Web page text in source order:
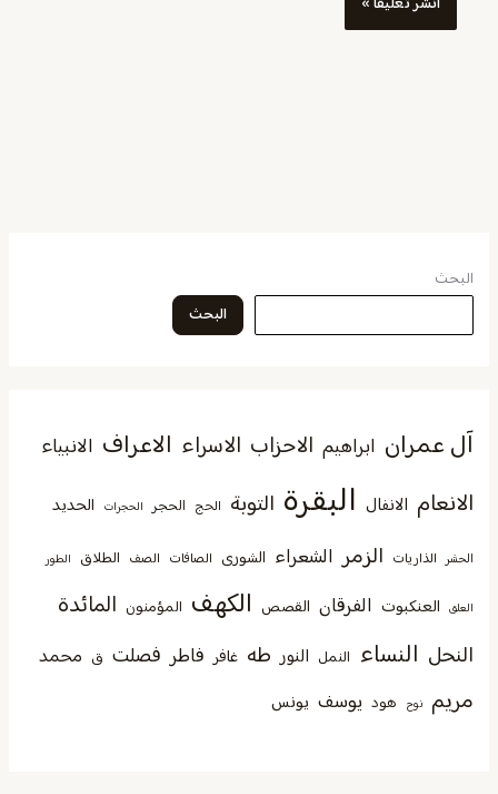
البحث
البحث
آل عمران ابراهيم الاحزاب الاسراء الاعراف الانبياء
الانعام الانفال البقرة التوبة الحج الحجر الحجرات الحديد
الحشر الذاريات الزمر الشعراء الشورى الصافات الصف الطلاق الطور
العلق العنكبوت الفرقان القصص الكهف المؤمنون المائدة
النحل النساء النمل النور طه غافر فاطر فصلت ق محمد
مريم نوح هود يوسف يونس